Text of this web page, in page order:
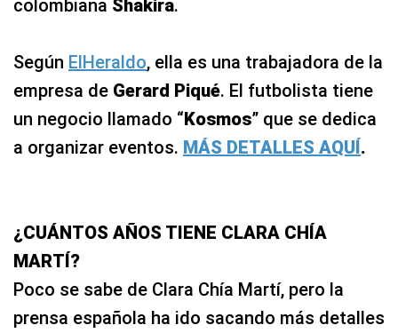
colombiana Shakira.
Según ElHeraldo, ella es una trabajadora de la
empresa de Gerard Piqué. El futbolista tiene
un negocio llamado “Kosmos” que se dedica
a organizar eventos. MÁS DETALLES AQUÍ.
¿CUÁNTOS AÑOS TIENE CLARA CHÍA
MARTÍ?
Poco se sabe de Clara Chía Martí, pero la
prensa española ha ido sacando más detalles